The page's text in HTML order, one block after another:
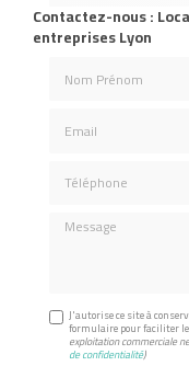
Contactez-nous :
entreprises Lyon
Message
J'autorise ce site à
formulaire pour faciliter
exploitation commerciale
de confidentialité)